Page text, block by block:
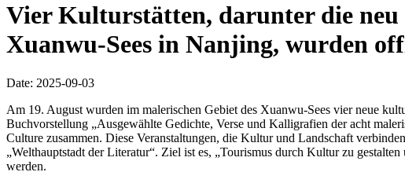
Vier Kulturstätten, darunter die
Xuanwu-Sees in Nanjing, wurden
Date: 2025-09-03
Am 19. August wurden im malerischen Gebiet des Xuanwu-Sees vier neue
Buchvorstellung „Ausgewählte Gedichte, Verse und Kalligrafien der acht
Culture zusammen. Diese Veranstaltungen, die Kultur und Landschaft
„Welthauptstadt der Literatur“. Ziel ist es, „Tourismus durch Kultur zu
werden.